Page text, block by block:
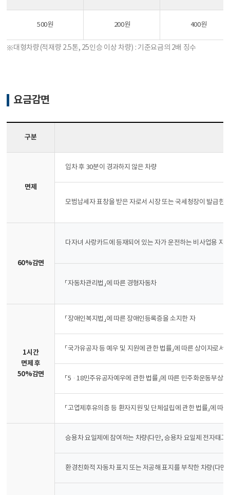
500원 200원 400원
※대형차량(적재량 2.5톤, 25인승 이상 차량) : 기준요금의 2배 징수
요금감면
구분
면제
입차 후 30분이 경과하지 않은 차량
모범납세자 표창을 받은 자로서 시장 또는 국세청장이 발급한
60%감면
다자녀 사랑카드에 등재되어 있는 자가 운전하는 비사업용 자
「자동차관리법」에 따른 경형자동차
1시간
면제 후
50%감면
「장애인복지법」에 따른 장애인등록증을 소지한 자
「국가유공자 등 예우 및 지원에 관한 법률」에 따른 상이자로서
「5·18민주유공자예우에 관한 법률」에 따른 민주화운동부상
「고엽제후유의증 등 환자지원 및 단체설립에 관한 법률」에
승용차 요일제에 참여하는 차량(다만, 승용차 요일제 전자태
환경친화적 자동차 표지 또는 저공해 표지를 부착한 차량(다